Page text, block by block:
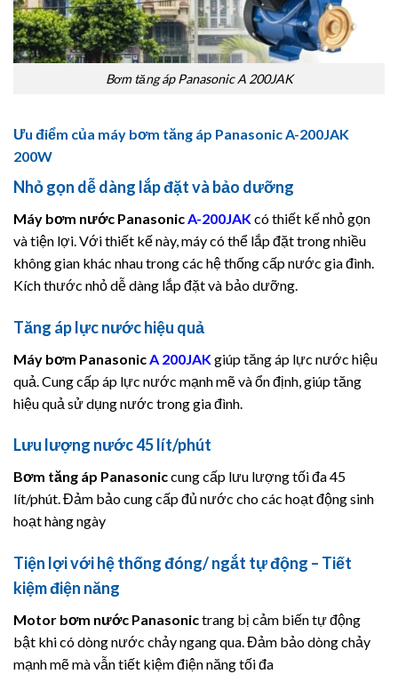
Bơm tăng áp Panasonic A 200JAK
Ưu điểm của máy bơm tăng áp Panasonic A-200JAK
200W
Nhỏ gọn dễ dàng lắp đặt và bảo dưỡng
Máy bơm nước Panasonic A-200JAKcó thiết kế nhỏ gọn
và tiện lợi. Với thiết kế này, máy có thể lắp đặt trong nhiều
không gian khác nhau trong các hệ thống cấp nước gia đình.
Kích thước nhỏ dễ dàng lắp đặt và bảo dưỡng.
Tăng áp lực nước hiệu quả
Máy bơm Panasonic A 200JAKgiúp tăng áp lực nước hiệu
quả. Cung cấp áp lực nước mạnh mẽ và ổn định, giúp tăng
hiệu quả sử dụng nước trong gia đình.
Lưu lượng nước 45 lít/phút
Bơm tăng áp Panasoniccung cấp lưu lượng tối đa 45
lít/phút. Đảm bảo cung cấp đủ nước cho các hoạt động sinh
hoạt hàng ngày
Tiện lợi với hệ thống đóng/ ngắt tự động – Tiết
kiệm điện năng
Motor bơm nước Panasonictrang bị cảm biến tự động
bật khi có dòng nước chảy ngang qua. Đảm bảo dòng chảy
mạnh mẽ mà vẫn tiết kiệm điện năng tối đa